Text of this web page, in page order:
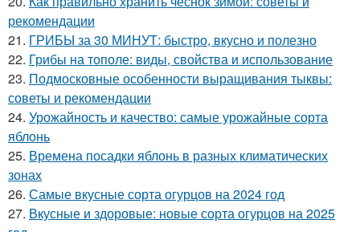
рекомендации
21. ГРИБЫ за 30 МИНУТ: быстро, вкусно и полезно
22. Грибы на тополе: виды, свойства и использование
23. Подмосковные особенности выращивания тыквы:
советы и рекомендации
24. Урожайность и качество: самые урожайные сорта
яблонь
25. Времена посадки яблонь в разных климатических
зонах
26. Самые вкусные сорта огурцов на 2024 год
27. Вкусные и здоровые: новые сорта огурцов на 2025